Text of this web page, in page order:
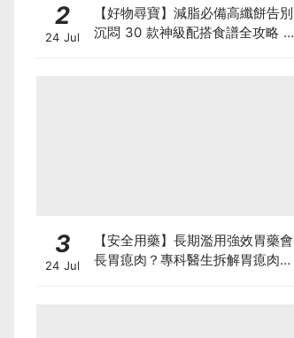
2
24 Jul
【好物尋寶】減脂必備高纖餅告別
沉悶 30 款神級配搭食譜全攻略 日
3
24 Jul
【安全用藥】長期濫用強效胃藥會
長胃瘜肉？專科醫生拆解胃瘜肉癌